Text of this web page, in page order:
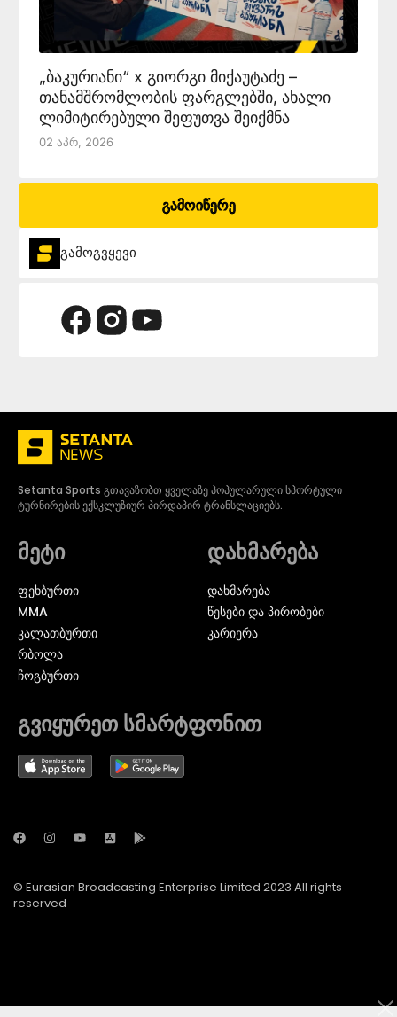
„ბაკურიანი“ x გიორგი მიქაუტაძე –
თანამშრომლობის ფარგლებში, ახალი
ლიმიტირებული შეფუთვა შეიქმნა
02 Აპრ, 2026
გამოიწერე
გამოგვყევი
Setanta Sports გთავაზობთ ყველაზე პოპულარული სპორტული
ტურნირების ექსკლუზიურ პირდაპირ ტრანსლაციებს.
მეტი
ᲤᲔᲮᲑᲣᲠᲗᲘ
MMA
ᲙᲐᲚᲐᲗᲑᲣᲠᲗᲘ
ᲠᲑᲝᲚᲐ
ᲩᲝᲒᲑᲣᲠᲗᲘ
დახმარება
დახმარება
წესები და პირობები
კარიერა
გვიყურეთ სმარტფონით
© Eurasian Broadcasting Enterprise Limited 2023 All rights
reserved